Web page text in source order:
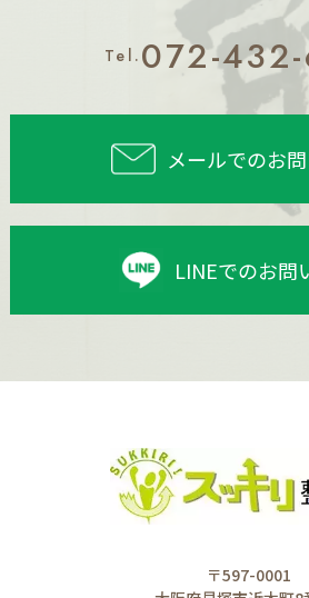
Tel. 072-
メールでのお
LINEでのお問
〒597-0001